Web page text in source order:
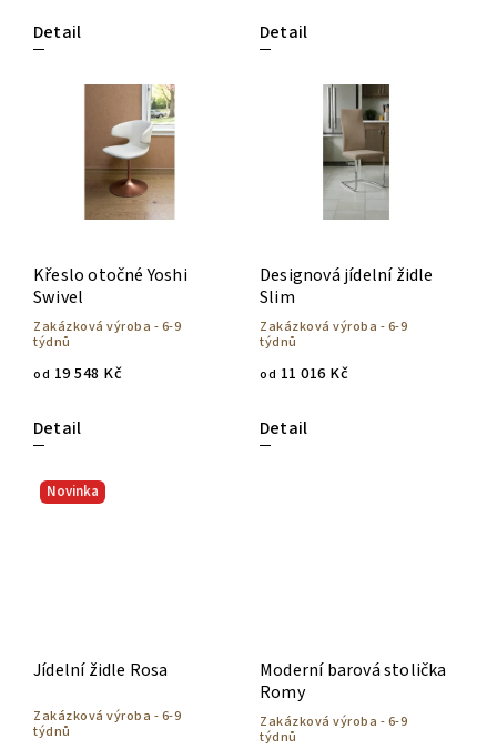
Detail Detail
Křeslo otočné Yoshi
Swivel
Zakázková výroba - 6-9
týdnů
od 19 548 Kč
Detail
Designová jídelní židle
Slim
Zakázková výroba - 6-9
týdnů
od 11 016 Kč
Detail
Novinka
Jídelní židle Rosa
Zakázková výroba - 6-9
týdnů
Moderní barová stolička
Romy
Zakázková výroba - 6-9
týdnů